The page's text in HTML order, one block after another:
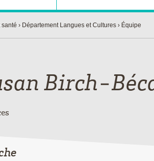
Département Langues et Cultures Équipe
Birch-